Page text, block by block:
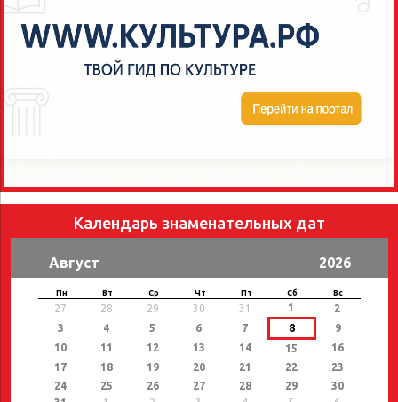
Календарь знаменательных дат
Август 2026
Пн Вт Ср Чт Пт Сб Вс
27 28 29 30 31 1
2
3
4 5 6 7 8
9
10
11 12 13 14 15
16
17
18 19 20 21 22
23
24
25 26 27 28 29
30